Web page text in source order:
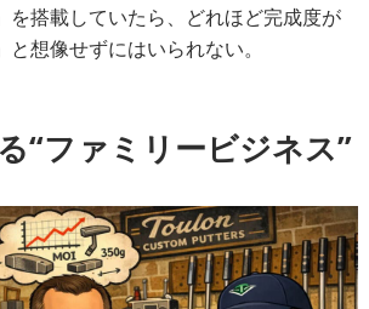
を搭載していたら、どれほど完成度が
想像せずにはいられない。
“ファミリービジネス”